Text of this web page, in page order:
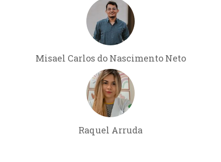
Misael Carlos do Nascimento Neto
Raquel Arruda